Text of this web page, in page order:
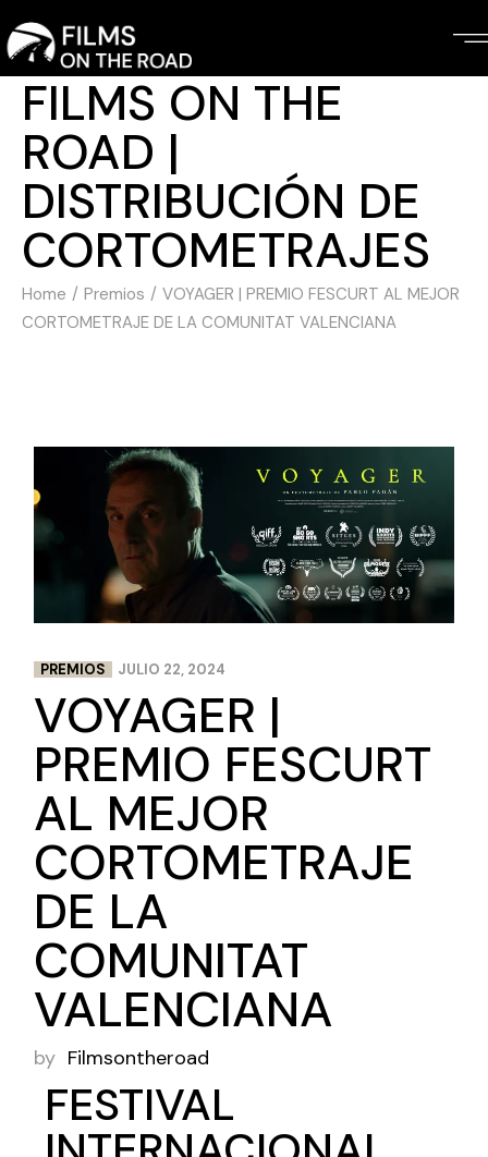
FILMS ON THE
ROAD |
DISTRIBUCIÓN DE
CORTOMETRAJES
Home Premios
VOYAGER | PREMIO FESCURT AL MEJOR
CORTOMETRAJE DE LA COMUNITAT VALENCIANA
PREMIOS JULIO 22, 2024
VOYAGER |
PREMIO FESCURT
AL MEJOR
CORTOMETRAJE
DE LA
COMUNITAT
VALENCIANA
by Filmsontheroad
FESTIVAL